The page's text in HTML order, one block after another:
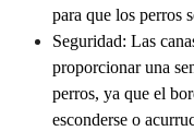
para que los perros
Seguridad: Las
proporcionar una
perros, ya que el
esconderse o